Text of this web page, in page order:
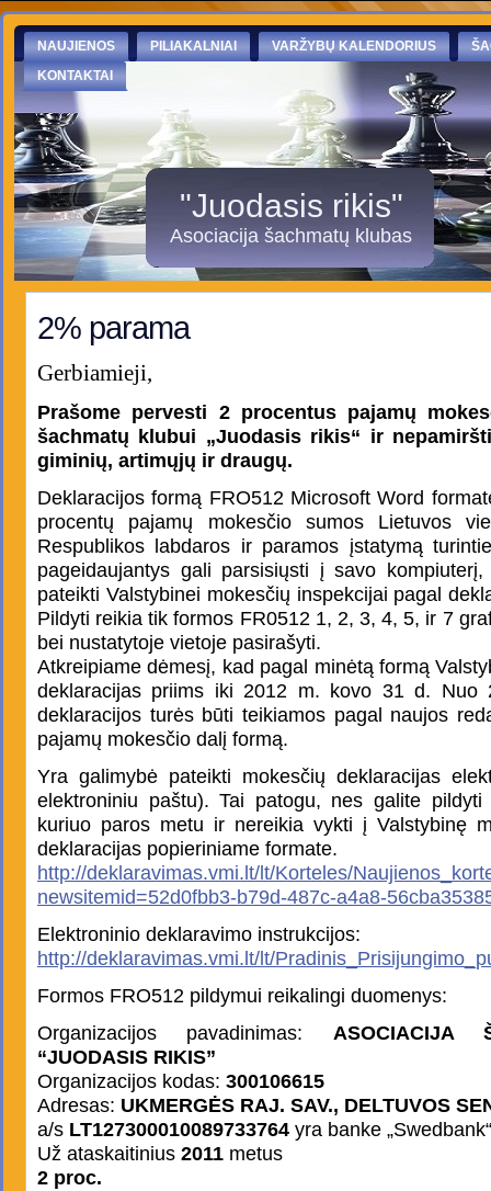
NAUJIENOS PILIAKALNIAI VARŽYBŲ KALENDORIUS
KONTAKTAI
"Juodasis rikis"
Asociacija šachmatų klubas
2% parama
Gerbiamieji,
Prašome pervesti 2 procentus pajamų
šachmatų klubui „Juodasis rikis“ ir
giminių, artimųjų ir draugų.
Deklaracijos formą FRO512 Microsoft Word
procentų pajamų mokesčio sumos Lietuvos
Respublikos labdaros ir paramos įstatymą
pageidaujantys gali parsisiųsti į savo
pateikti Valstybinei mokesčių inspekcijai pagal
Pildyti reikia tik formos FR0512 1, 2, 3, 4, 5, ir 7
bei nustatytoje vietoje pasirašyti.
Atkreipiame dėmesį, kad pagal minėtą formą
deklaracijas priims iki 2012 m. kovo 31 d. Nuo
deklaracijos turės būti teikiamos pagal naujos
pajamų mokesčio dalį formą.
Yra galimybė pateikti mokesčių deklaracijas
elektroniniu paštu). Tai patogu, nes galite
kuriuo paros metu ir nereikia vykti į Valstybinę
deklaracijas popieriniame formate.
http://deklaravimas.vmi.lt/lt/Korteles/
newsitemid=52d0fbb3-b79d-487c-a4a8-
Elektroninio deklaravimo instrukcijos:
http://deklaravimas.vmi.lt/lt/
Formos FRO512 pildymui reikalingi duomenys:
Organizacijos pavadinimas: ASOCIACIJA
“JUODASIS RIKIS”
Organizacijos kodas: 300106615
Adresas: UKMERGĖS RAJ. SAV., DELTUVOS
a/s LT127300010089733764 yra banke
Už ataskaitinius 2011 metus
2 proc.